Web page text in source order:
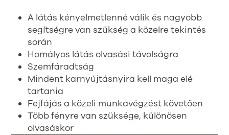
A látás kényelmetlenné válik és nagyobb
segítségre van szükség a közelre tekintés
során
Homályos látás olvasási távolságra
Szemfáradtság
Mindent karnyújtásnyira kell maga elé
tartania
Fejfájás a közeli munkavégzést követően
Több fényre van szüksége, különösen
olvasáskor